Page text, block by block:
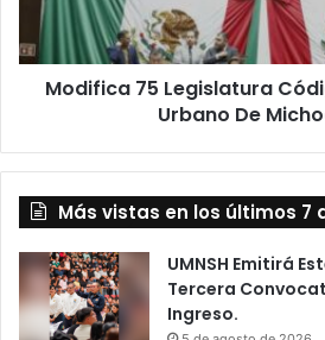
Urbano
Michoacán
Modifica 75 Legislatura
Urbano De
Más vistas en los últimos 7
UMNSH Emitirá
Tercera
Ingreso.